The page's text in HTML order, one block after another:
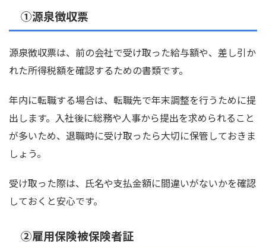
①源泉徴収票
源泉徴収票は、前の会社で受け取った給与額や、差し引か
れた所得税額を確認するための書類です。
年内に転職する場合は、転職先で年末調整を行うために提
出します。入社後に総務や人事から提出を求められること
が多いため、退職時に受け取ったら大切に保管しておきま
しょう。
受け取った際は、氏名や支払金額に間違いがないかを確認
しておくと安心です。
②雇用保険被保険者証